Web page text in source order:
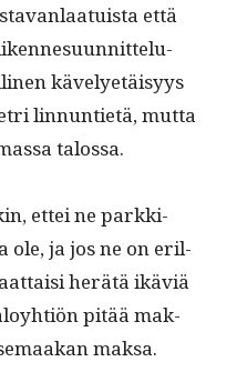
että
käve­lyetäisyys
lin­nun­ti­etä, mut­ta
talossa.
ettei ne parkki­
ole, ja jos ne on eril­
herätä ikäviä
pitää mak­
maksa.